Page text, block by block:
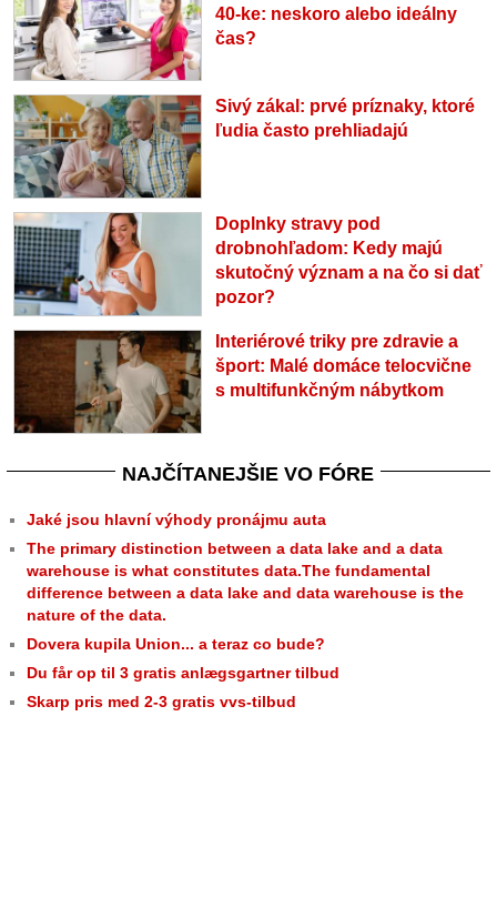
40-ke: neskoro alebo ideálny
čas?
Sivý zákal: prvé príznaky, ktoré
ľudia často prehliadajú
Doplnky stravy pod
drobnohľadom: Kedy majú
skutočný význam a na čo si dať
pozor?
Interiérové triky pre zdravie a
šport: Malé domáce telocvične
s multifunkčným nábytkom
NAJČÍTANEJŠIE VO FÓRE
Jaké jsou hlavní výhody pronájmu auta
The primary distinction between a data lake and a data
warehouse is what constitutes data.The fundamental
difference between a data lake and data warehouse is the
nature of the data.
Dovera kupila Union... a teraz co bude?
Du får op til 3 gratis anlægsgartner tilbud
Skarp pris med 2-3 gratis vvs-tilbud